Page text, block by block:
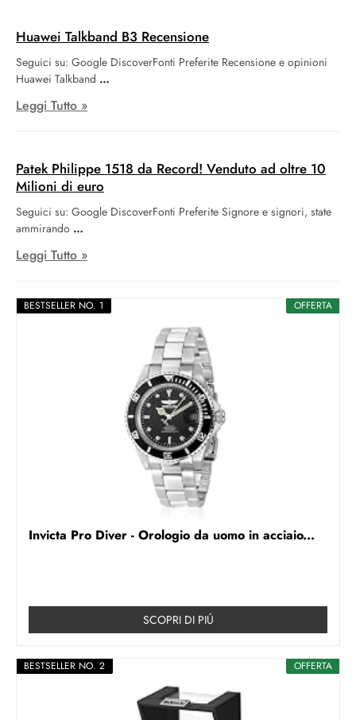
OFFERTA
BESTSELLER NO. 1
Invicta Pro Diver - Orologio da uomo in acciaio...
SCOPRI DI PIÚ
OFFERTA
BESTSELLER NO. 2
Huawei Talkband B3 Recensione
Seguici su: Google DiscoverFonti Preferite Recensione e opinioni
Huawei Talkband
Leggi Tutto »
Patek Philippe 1518 da Record! Venduto ad oltre 10
Milioni di euro
Seguici su: Google DiscoverFonti Preferite Signore e signori, state
ammirando
Leggi Tutto »